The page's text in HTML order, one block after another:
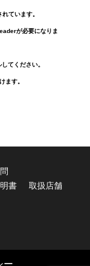
ています。
が必要になりま
てください。
ます。
書
取扱店舗